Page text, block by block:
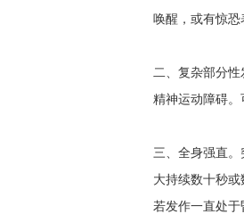
唤醒，或有惊恐
二、复杂部分
精神运动障碍。
三、全身强直
大持续数十秒
若发作一直处于